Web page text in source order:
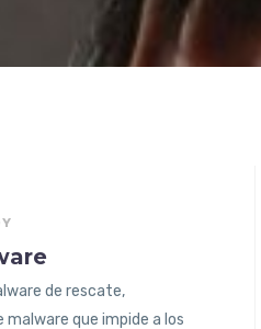
de rescate,
malware que impide a los